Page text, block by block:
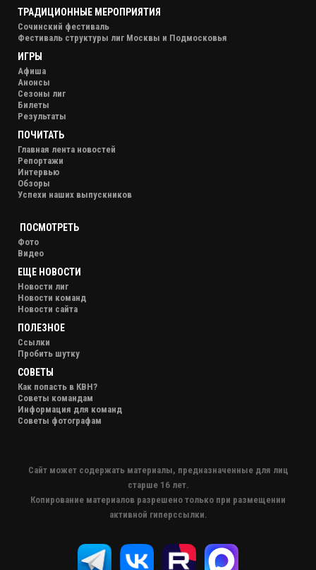
ТРАДИЦИОННЫЕ МЕРОПРИЯТИЯ
Сочинский фестиваль
Фестиваль структуры лиг Москвы и Подмосковья
ИГРЫ
Афиша
Анонсы
Сезоны лиг
Билеты
Результаты
ПОЧИТАТЬ
Главная лента новостей
Репортажи
Интервью
Обзоры
Успехи наших выпускников
ПОСМОТРЕТЬ
Фото
Видео
ЕЩЕ НОВОСТИ
Новости лиг
Новости команд
Новости сайта
ПОЛЕЗНОЕ
Ссылки
Пробить шутку
СОВЕТЫ
Как попасть в КВН?
Советы командам
Информация для команд
Советы фотографам
Сайт может содержать материалы, предназначенные для лиц
старше 16 лет.
Копирование материалов разрешено только при размещении
активной гиперссылки.